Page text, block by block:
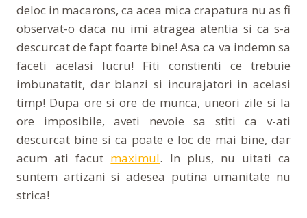
deloc in macarons, ca acea mica crapatura nu as fi
observat-o daca nu imi atragea atentia si ca s-a
descurcat de fapt foarte bine! Asa ca va indemn sa
faceti acelasi lucru! Fiti constienti ce trebuie
imbunatatit, dar blanzi si incurajatori in acelasi
timp! Dupa ore si ore de munca, uneori zile si la
ore imposibile, aveti nevoie sa stiti ca v-ati
descurcat bine si ca poate e loc de mai bine, dar
acum ati facut maximul. In plus, nu uitati ca
suntem artizani si adesea putina umanitate nu
strica!